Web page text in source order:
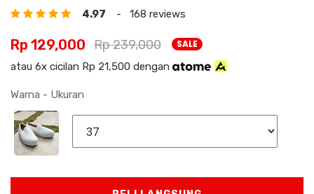
4.97 - 168 reviews
Rp 129,000 Rp 239,000 SALE
atau 6x cicilan Rp 21,500 dengan
Warna - Ukuran